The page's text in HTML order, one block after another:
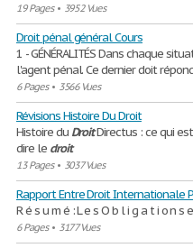
19 Pages• 3952 Vues
Droit pénal général Cours
1 - GÉNÉRALITÉS Dans chaque
l'agent pénal. Ce dernier doit
6 Pages• 3566 Vues
Révisions Histoire Du Droit
Histoire duDroitDirectus : ce qui est
dire le droit
13 Pages• 3037 Vues
Rapport Entre Droit Internationale
R é s u m é : L e s O b l i g a t i o n s
6 Pages• 3177 Vues